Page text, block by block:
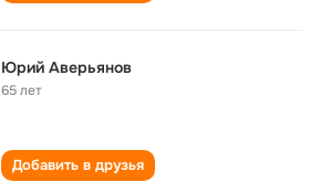
Юрий Аверьянов
65 лет
Добавить в друзья